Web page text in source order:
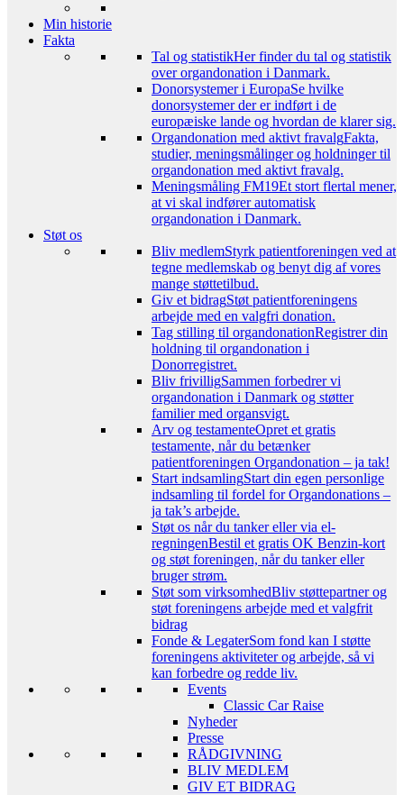
Min historie
Fakta
Tal og statistikHer finder du tal og statistik
over organdonation i Danmark.
Donorsystemer i EuropaSe hvilke
donorsystemer der er indført i de
europæiske lande og hvordan de klarer sig.
Organdonation med aktivt fravalgFakta,
studier, meningsmålinger og holdninger til
organdonation med aktivt fravalg.
Meningsmåling FM19Et stort flertal mener,
at vi skal indfører automatisk
organdonation i Danmark.
Støt os
Bliv medlemStyrk patientforeningen ved at
tegne medlemskab og benyt dig af vores
mange støttetilbud.
Giv et bidragStøt patientforeningens
arbejde med en valgfri donation.
Tag stilling til organdonationRegistrer din
holdning til organdonation i
Donorregistret.
Bliv frivilligSammen forbedrer vi
organdonation i Danmark og støtter
familier med organsvigt.
Arv og testamenteOpret et gratis
testamente, når du betænker
patientforeningen Organdonation – ja tak!
Start indsamlingStart din egen personlige
indsamling til fordel for Organdonations –
ja tak’s arbejde.
Støt os når du tanker eller via el-
regningenBestil et gratis OK Benzin-kort
og støt foreningen, når du tanker eller
bruger strøm.
Støt som virksomhedBliv støttepartner og
støt foreningens arbejde med et valgfrit
bidrag
Fonde & LegaterSom fond kan I støtte
foreningens aktiviteter og arbejde, så vi
kan forbedre og redde liv.
Events
Classic Car Raise
Nyheder
Presse
RÅDGIVNING
BLIV MEDLEM
GIV ET BIDRAG